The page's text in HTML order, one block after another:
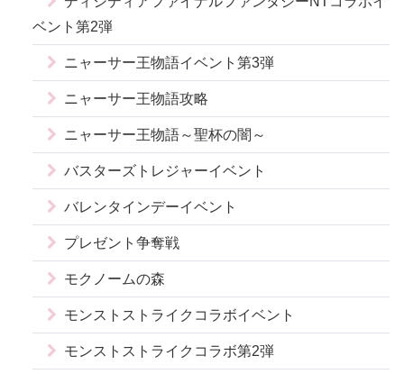
ベント第2弾
ニャーサー王物語イベント第3弾
ニャーサー王物語攻略
ニャーサー王物語～聖杯の闇～
バスターズトレジャーイベント
バレンタインデーイベント
プレゼント争奪戦
モクノームの森
モンストストライクコラボイベント
モンストストライクコラボ第2弾